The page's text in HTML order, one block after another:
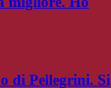
di Pellegrini. Si